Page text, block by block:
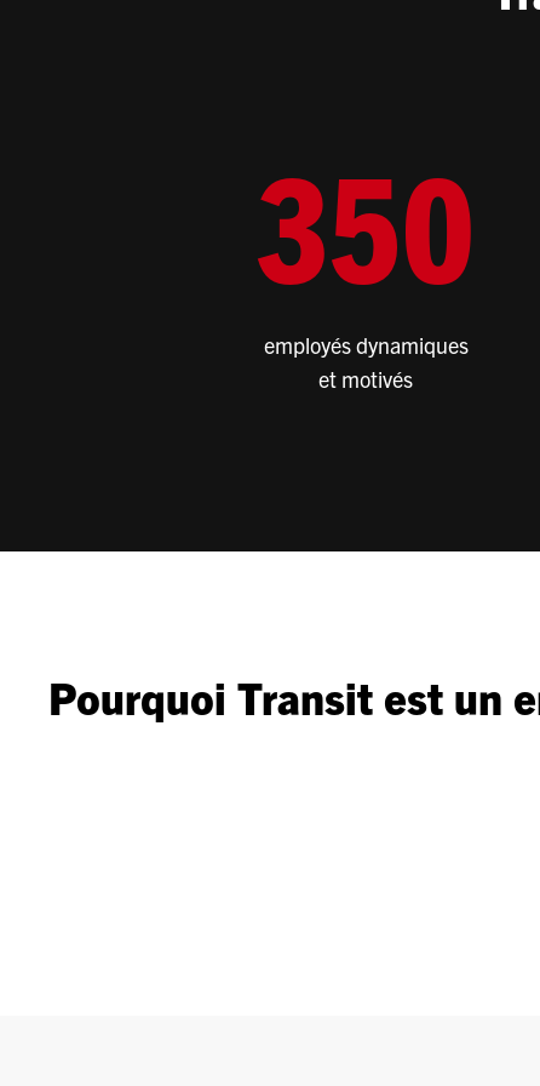
350
employés dynamiques
et motivés
Pourquoi Transit est un